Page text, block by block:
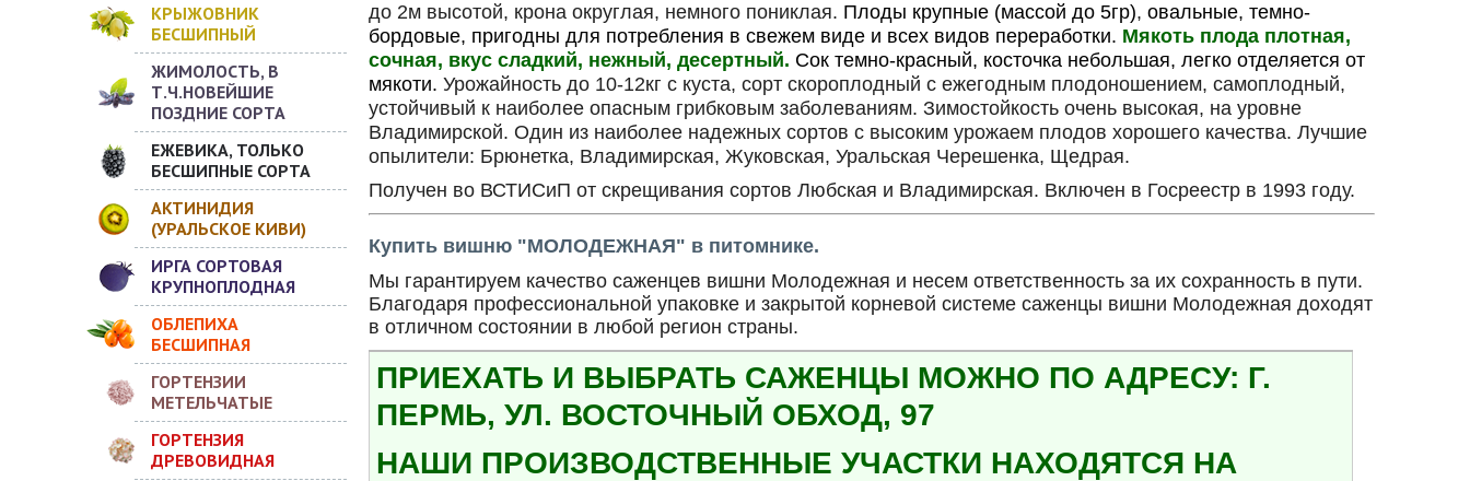
КРЫЖОВНИК
БЕСШИПНЫЙ
ЖИМОЛОСТЬ, В
Т.Ч.НОВЕЙШИЕ
ПОЗДНИЕ СОРТА
ЕЖЕВИКА, ТОЛЬКО
БЕСШИПНЫЕ СОРТА
АКТИНИДИЯ
(УРАЛЬСКОЕ КИВИ)
ИРГА СОРТОВАЯ
КРУПНОПЛОДНАЯ
ОБЛЕПИХА
БЕСШИПНАЯ
ГОРТЕНЗИИ
МЕТЕЛЬЧАТЫЕ
ГОРТЕНЗИЯ
ДРЕВОВИДНАЯ
до 2м высотой, крона округлая, немного пониклая. Плоды крупные (массой до 5гр), овальные, темно-
бордовые, пригодны для потребления в свежем виде и всех видов переработки. Мякоть плода плотная,
сочная, вкус сладкий, нежный, десертный. Сок темно-красный, косточка небольшая, легко отделяется от
мякоти. Урожайность до 10-12кг с куста, сорт скороплодный с ежегодным плодоношением, самоплодный,
устойчивый к наиболее опасным грибковым заболеваниям. Зимостойкость очень высокая, на уровне
Владимирской. Один из наиболее надежных сортов с высоким урожаем плодов хорошего качества. Лучшие
опылители: Брюнетка, Владимирская, Жуковская, Уральская Черешенка, Щедрая.
Получен во ВСТИСиП от скрещивания сортов Любская и Владимирская. Включен в Госреестр в 1993 году.
Купить вишню "МОЛОДЕЖНАЯ" в питомнике.
Мы гарантируем качество саженцев вишни Молодежная и несем ответственность за их сохранность в пути.
Благодаря профессиональной упаковке и закрытой корневой системе саженцы вишни Молодежная доходят
в отличном состоянии в любой регион страны.
ПРИЕХАТЬ И ВЫБРАТЬ САЖЕНЦЫ МОЖНО ПО АДРЕСУ: Г.
ПЕРМЬ, УЛ. ВОСТОЧНЫЙ ОБХОД, 97
НАШИ ПРОИЗВОДСТВЕННЫЕ УЧАСТКИ НАХОДЯТСЯ НА